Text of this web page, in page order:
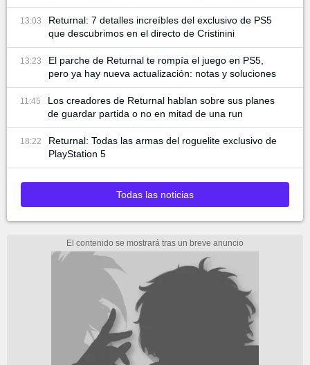
13:03
Returnal: 7 detalles increíbles del exclusivo de PS5
que descubrimos en el directo de Cristinini
13:23
El parche de Returnal te rompía el juego en PS5,
pero ya hay nueva actualización: notas y soluciones
11:45
Los creadores de Returnal hablan sobre sus planes
de guardar partida o no en mitad de una run
18:22
Returnal: Todas las armas del roguelite exclusivo de
PlayStation 5
Todas las noticias